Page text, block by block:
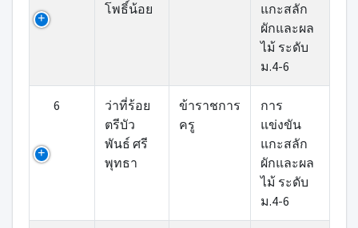
โพธิ์น้อย
แกะสลัก
ผักและผล
ไม้ ระดับ
ม.4-6
6
ว่าที่ร้อย
ตรีบัว
พันธ์ ศรี
พุทธา
ข้าราชการ
ครู
การ
แข่งขัน
แกะสลัก
ผักและผล
ไม้ ระดับ
ม.4-6